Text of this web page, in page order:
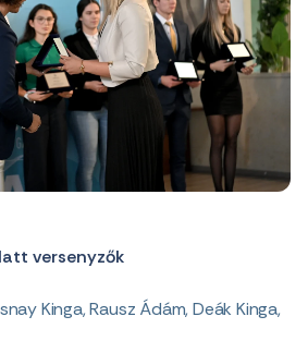
versenyzők
Kinga, Rausz Ádám, Deák Kinga,